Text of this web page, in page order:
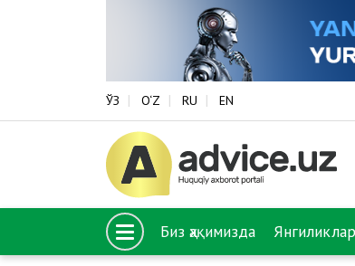
ЎЗ O‘Z RU EN
Биз ҳақимизда Янгиликлар